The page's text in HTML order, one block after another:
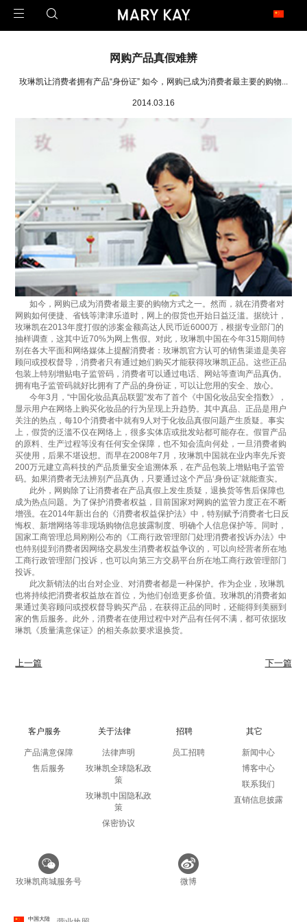
网购产品真假难辨
玫琳凯让消费者拥有产品“身份证” 如今，网购已成为消费者最主要的购物...
2014.03.16
如今，网购已成为消费者最主要的购物方式之一。然而，就在消费者对
网购如何便捷、省钱等津津乐道时，网上的假货也开始日益泛滥。据统计，
玫琳凯在2013年度打假的涉案金额高达人民币近6000万，根据专业部门的
抽样调查，这其中近70%为网上售假。对此，玫琳凯中国在今年315期间特
别在各大平面和网络媒体上提醒消费者：玫琳凯官方认可的销售渠道是美容
顾问或授权督导，消费者只有通过她们购买才能获得玫琳凯正品。这些正品
包装上特别增贴电子监管码，消费者可以通过电话、网站等查询产品真伪。
拥有电子监管码就好比拥有了产品的身份证，可以让您用的安全、放心。
今年3月，“中国化妆品真品联盟”发布了首个《中国化妆品安全指数》，
显示用户在网络上购买化妆品的行为呈现上升趋势。其中真品、正品是用户
关注的热点，每10个消费者中就有9人对于化妆品真假问题产生质疑。事实
上，假货的泛滥不仅在网络上，很多实体店或批发站都可能存在。假冒产品
的原料、生产过程等没有任何安全保障，也不知会流向何处，一旦消费者购
买使用，后果不堪设想。而早在2008年7月，玫琳凯中国就在业内率先斥资
200万元建立高科技的产品质量安全追溯体系，在产品包装上增贴电子监管
码。如果消费者无法辨别产品真伪，只要通过这个产品‘身份证’就能查实。
此外，网购除了让消费者在产品真假上发生质疑，退换货等售后保障也
成为热点问题。为了保护消费者权益，目前国家对网购的监管力度正在不断
增强。在2014年新出台的《消费者权益保护法》中，特别赋予消费者七日反
悔权、新增网络等非现场购物信息披露制度、明确个人信息保护等。同时，
国家工商管理总局刚刚公布的《工商行政管理部门处理消费者投诉办法》中
也特别提到消费者因网络交易发生消费者权益争议的，可以向经营者所在地
工商行政管理部门投诉，也可以向第三方交易平台所在地工商行政管理部门
投诉。
此次新销法的出台对企业、对消费者都是一种保护。作为企业，玫琳凯
也将持续把消费者权益放在首位，为他们创造更多价值。玫琳凯的消费者如
果通过美容顾问或授权督导购买产品，在获得正品的同时，还能得到美丽到
家的售后服务。此外，消费者在使用过程中对产品有任何不满，都可依据玫
琳凯《质量满意保证》的相关条款要求退换货。
上一篇 下一篇
客户服务
产品满意保障
售后服务
关于法律
法律声明
玫琳凯全球隐私政
策
玫琳凯中国隐私政
策
保密协议
招聘
员工招聘
其它
新闻中心
博客中心
联系我们
直销信息披露
玫琳凯商城服务号 微博
中国大陆
世界的第一步。
United States 美国 Canada 加拿大
亚 太
China 中国大陆
China - Hongkong 中国香港
China - Taiwan 中国台湾
Armenia 亚美尼亚
Malaysia 马来西亚
Philippines 菲律宾
Singapore 新加坡
拉 美
Argentina 阿根廷
Brazil 巴西
Colombia 哥伦比亚
EI Salvador 萨尔瓦多
Guatemala 危地马拉
Mexico 墨西哥
Uruguay 乌拉圭
Peru 秘鲁
欧 洲
Belarus 白俄罗斯
Czech Republic 捷克共和国
Finland 芬兰
Germany 德国
Ireland 爱尔兰
Kazakhstan 哈萨克斯坦
Lithuania 立陶宛
Moldova 摩尔多瓦
Netherlands 荷兰
Norway 挪威
Poland 波兰
Portugal 葡萄牙
Russia 俄罗斯
Slovakia 斯洛伐克
Spain 西班牙
Sweden 瑞典
Switzerland 瑞士
Ukraine 乌克兰
United Kingdom 英国